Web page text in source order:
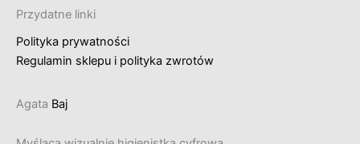
Przydatne linki
Polityka prywatności
Regulamin sklepu i polityka zwrotów
Agata Baj